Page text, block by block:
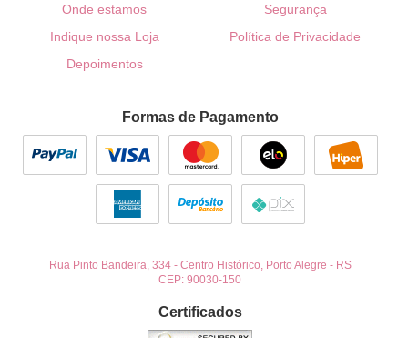
Onde estamos
Indique nossa Loja
Depoimentos
Segurança
Política de Privacidade
Formas de Pagamento
Rua Pinto Bandeira, 334- Centro Histórico, Porto Alegre - RS
CEP: 90030-150
Certificados